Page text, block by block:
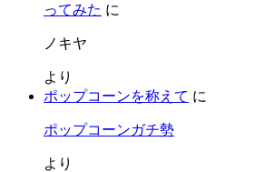
ってみた に
ノキヤ
より
ポップコーンを称えて に
ポップコーンガチ勢
より